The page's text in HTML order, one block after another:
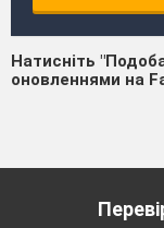
Натисніть
оновленнями на